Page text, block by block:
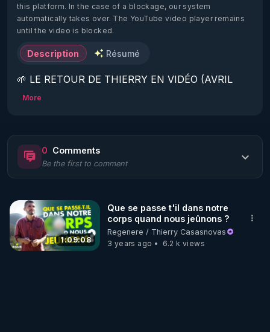
this platform. In the case of a blockage, our system
automatically takes over. The YouTube video player remains
until the video is blocked.
Description Résumé
🌱 LE RETOUR DE THIERRY EN VIDÉO (AVRIL
2022)!
https://www.rgnr.fr/presentation.html
🌱 LE MAGAZINE RÉGÉNÈRE
🌱 LA BOUTIQUE DU MAGAZINE
Pour obtenir les anciens numéros que vous avez
More
0 Comments
Be the first to comment
1:09:08
Que se passe t'il dans notre
corps quand nous jeûnons ?
Regenere / Thierry Casasnovas
3 years ago
6.2 k views